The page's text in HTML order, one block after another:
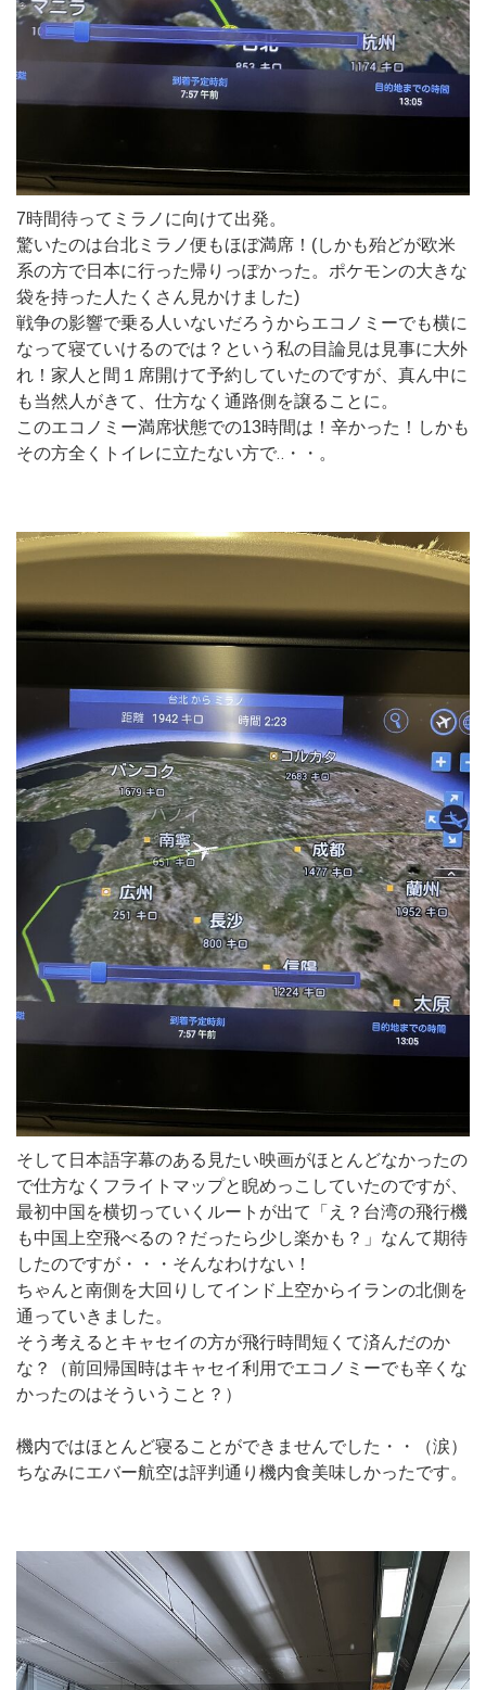
7時間待ってミラノに向けて出発。
驚いたのは台北ミラノ便もほぼ満席！(しかも殆どが欧米
系の方で日本に行った帰りっぽかった。ポケモンの大きな
袋を持った人たくさん見かけました)
戦争の影響で乗る人いないだろうからエコノミーでも横に
なって寝ていけるのでは？という私の目論見は見事に大外
れ！家人と間１席開けて予約していたのですが、真ん中に
も当然人がきて、仕方なく通路側を譲ることに。
このエコノミー満席状態での13時間は！辛かった！しかも
その方全くトイレに立たない方で‥・・。
そして日本語字幕のある見たい映画がほとんどなかったの
で仕方なくフライトマップと睨めっこしていたのですが、
最初中国を横切っていくルートが出て「え？台湾の飛行機
も中国上空飛べるの？だったら少し楽かも？」なんて期待
したのですが・・・そんなわけない！
ちゃんと南側を大回りしてインド上空からイランの北側を
通っていきました。
そう考えるとキャセイの方が飛行時間短くて済んだのか
な？（前回帰国時はキャセイ利用でエコノミーでも辛くな
かったのはそういうこと？）
機内ではほとんど寝ることができませんでした・・（涙）
ちなみにエバー航空は評判通り機内食美味しかったです。